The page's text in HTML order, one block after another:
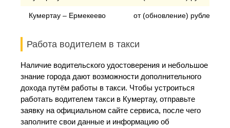
Кумертау – Ермекеево от (обновление) рублей
Работа водителем в такси
Наличие водительского удостоверения и небольшое
знание города дают возможности дополнительного
дохода путём работы в такси. Чтобы устроиться
работать водителем такси в Кумертау, отправьте
заявку на официальном сайте сервиса, после чего
заполните свои данные и информацию об